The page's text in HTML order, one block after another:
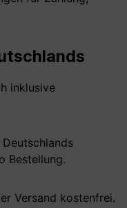
inklusive
Bestellung.
Versand kostenfrei.